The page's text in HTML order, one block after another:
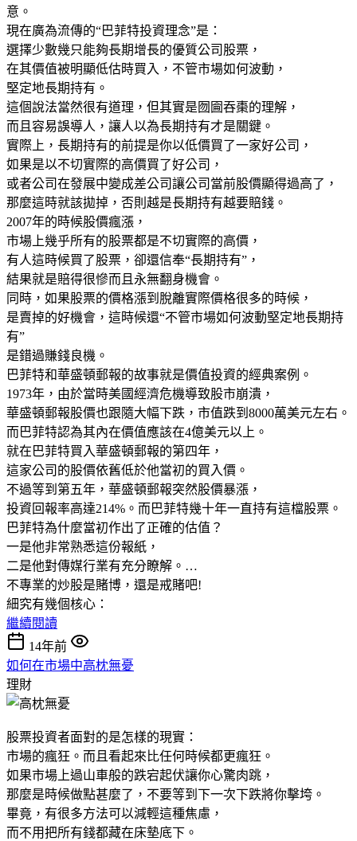
意。
現在廣為流傳的“巴菲特投資理念”是：
選擇少數幾只能夠長期增長的優質公司股票，
在其價值被明顯低估時買入，不管市場如何波動，
堅定地長期持有。
這個說法當然很有道理，但其實是囫圇吞棗的理解，
而且容易誤導人，讓人以為長期持有才是關鍵。
實際上，長期持有的前提是你以低價買了一家好公司，
如果是以不切實際的高價買了好公司，
或者公司在發展中變成差公司讓公司當前股價顯得過高了，
那麼這時就該拋掉，否則越是長期持有越要賠錢。
2007年的時候股價瘋漲，
市場上幾乎所有的股票都是不切實際的高價，
有人這時候買了股票，卻還信奉“長期持有”，
結果就是賠得很慘而且永無翻身機會。
同時，如果股票的價格漲到脫離實際價格很多的時候，
是賣掉的好機會，這時候還“不管市場如何波動堅定地長期持
有”
是錯過賺錢良機。
巴菲特和華盛頓郵報的故事就是價值投資的經典案例。
1973年，由於當時美國經濟危機導致股市崩潰，
華盛頓郵報股價也跟隨大幅下跌，市值跌到8000萬美元左右。
而巴菲特認為其內在價值應該在4億美元以上。
就在巴菲特買入華盛頓郵報的第四年，
這家公司的股價依舊低於他當初的買入價。
不過等到第五年，華盛頓郵報突然股價暴漲，
投資回報率高達214%。而巴菲特幾十年一直持有這檔股票。
巴菲特為什麼當初作出了正確的估值？
一是他非常熟悉這份報紙，
二是他對傳媒行業有充分瞭解。…
不專業的炒股是賭博，還是戒賭吧!
細究有幾個核心：
繼續閱讀
14年前
如何在市場中高枕無憂
理財
股票投資者面對的是怎樣的現實：
市場的瘋狂。而且看起來比任何時候都更瘋狂。
如果市場上過山車般的跌宕起伏讓你心驚肉跳，
那麼是時候做點甚麼了，不要等到下一次下跌將你擊垮。
畢竟，有很多方法可以減輕這種焦慮，
而不用把所有錢都藏在床墊底下。